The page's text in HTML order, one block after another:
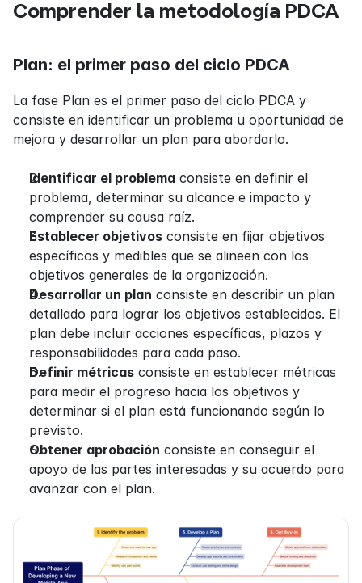
Comprender la metodología PDCA
Plan: el primer paso del ciclo PDCA
La fase Plan es el primer paso del ciclo PDCA y
consiste en identificar un problema u oportunidad de
mejora y desarrollar un plan para abordarlo.
Identificar el problema consiste en definir el
problema, determinar su alcance e impacto y
comprender su causa raíz.
Establecer objetivos consiste en fijar objetivos
específicos y medibles que se alineen con los
objetivos generales de la organización.
Desarrollar un plan consiste en describir un plan
detallado para lograr los objetivos establecidos. El
plan debe incluir acciones específicas, plazos y
responsabilidades para cada paso.
Definir métricas consiste en establecer métricas
para medir el progreso hacia los objetivos y
determinar si el plan está funcionando según lo
previsto.
Obtener aprobación consiste en conseguir el
apoyo de las partes interesadas y su acuerdo para
avanzar con el plan.